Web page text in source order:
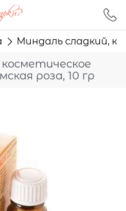
Миндаль сладкий,
роза, 10 гр